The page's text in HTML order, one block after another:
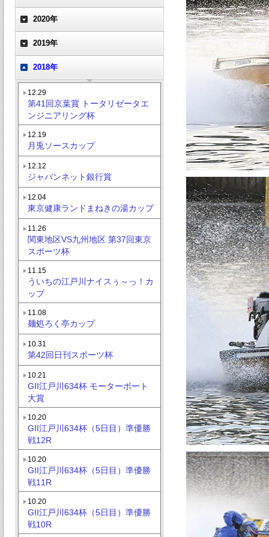
2020年
2019年
2018年
12.29
第41回京葉賞 トータリゼータエ
ンジニアリング杯
12.19
月兎ソースカップ
12.12
ジャパンネット銀行賞
12.04
東京健康ランドまねきの湯カップ
11.26
関東地区VS九州地区 第37回東京
スポーツ杯
11.15
ういちの江戸川ナイスぅ～っ！カ
ップ
11.08
麺処ろく亭カップ
10.31
第42回日刊スポーツ杯
10.21
GII江戸川634杯 モーターボート
大賞
10.20
GII江戸川634杯（5日目）準優勝
戦12R
10.20
GII江戸川634杯（5日目）準優勝
戦11R
10.20
GII江戸川634杯（5日目）準優勝
戦10R